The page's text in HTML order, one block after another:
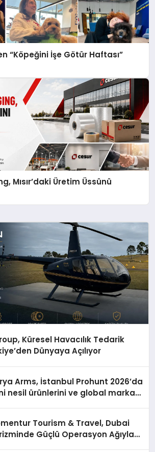
“Köpeğini İşe Götür Haftası”
Mısır’daki Üretim Üssünü
Küresel Havacılık Tedarik
Dünyaya Açılıyor
Arms, İstanbul Prohunt 2026’da
nesil ürünlerini ve global marka
Tourism & Travel, Dubai
Güçlü Operasyon Ağıyla